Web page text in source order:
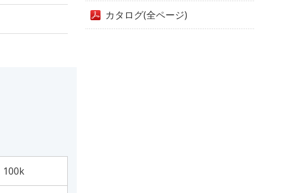
100k
カタログ(全ページ)